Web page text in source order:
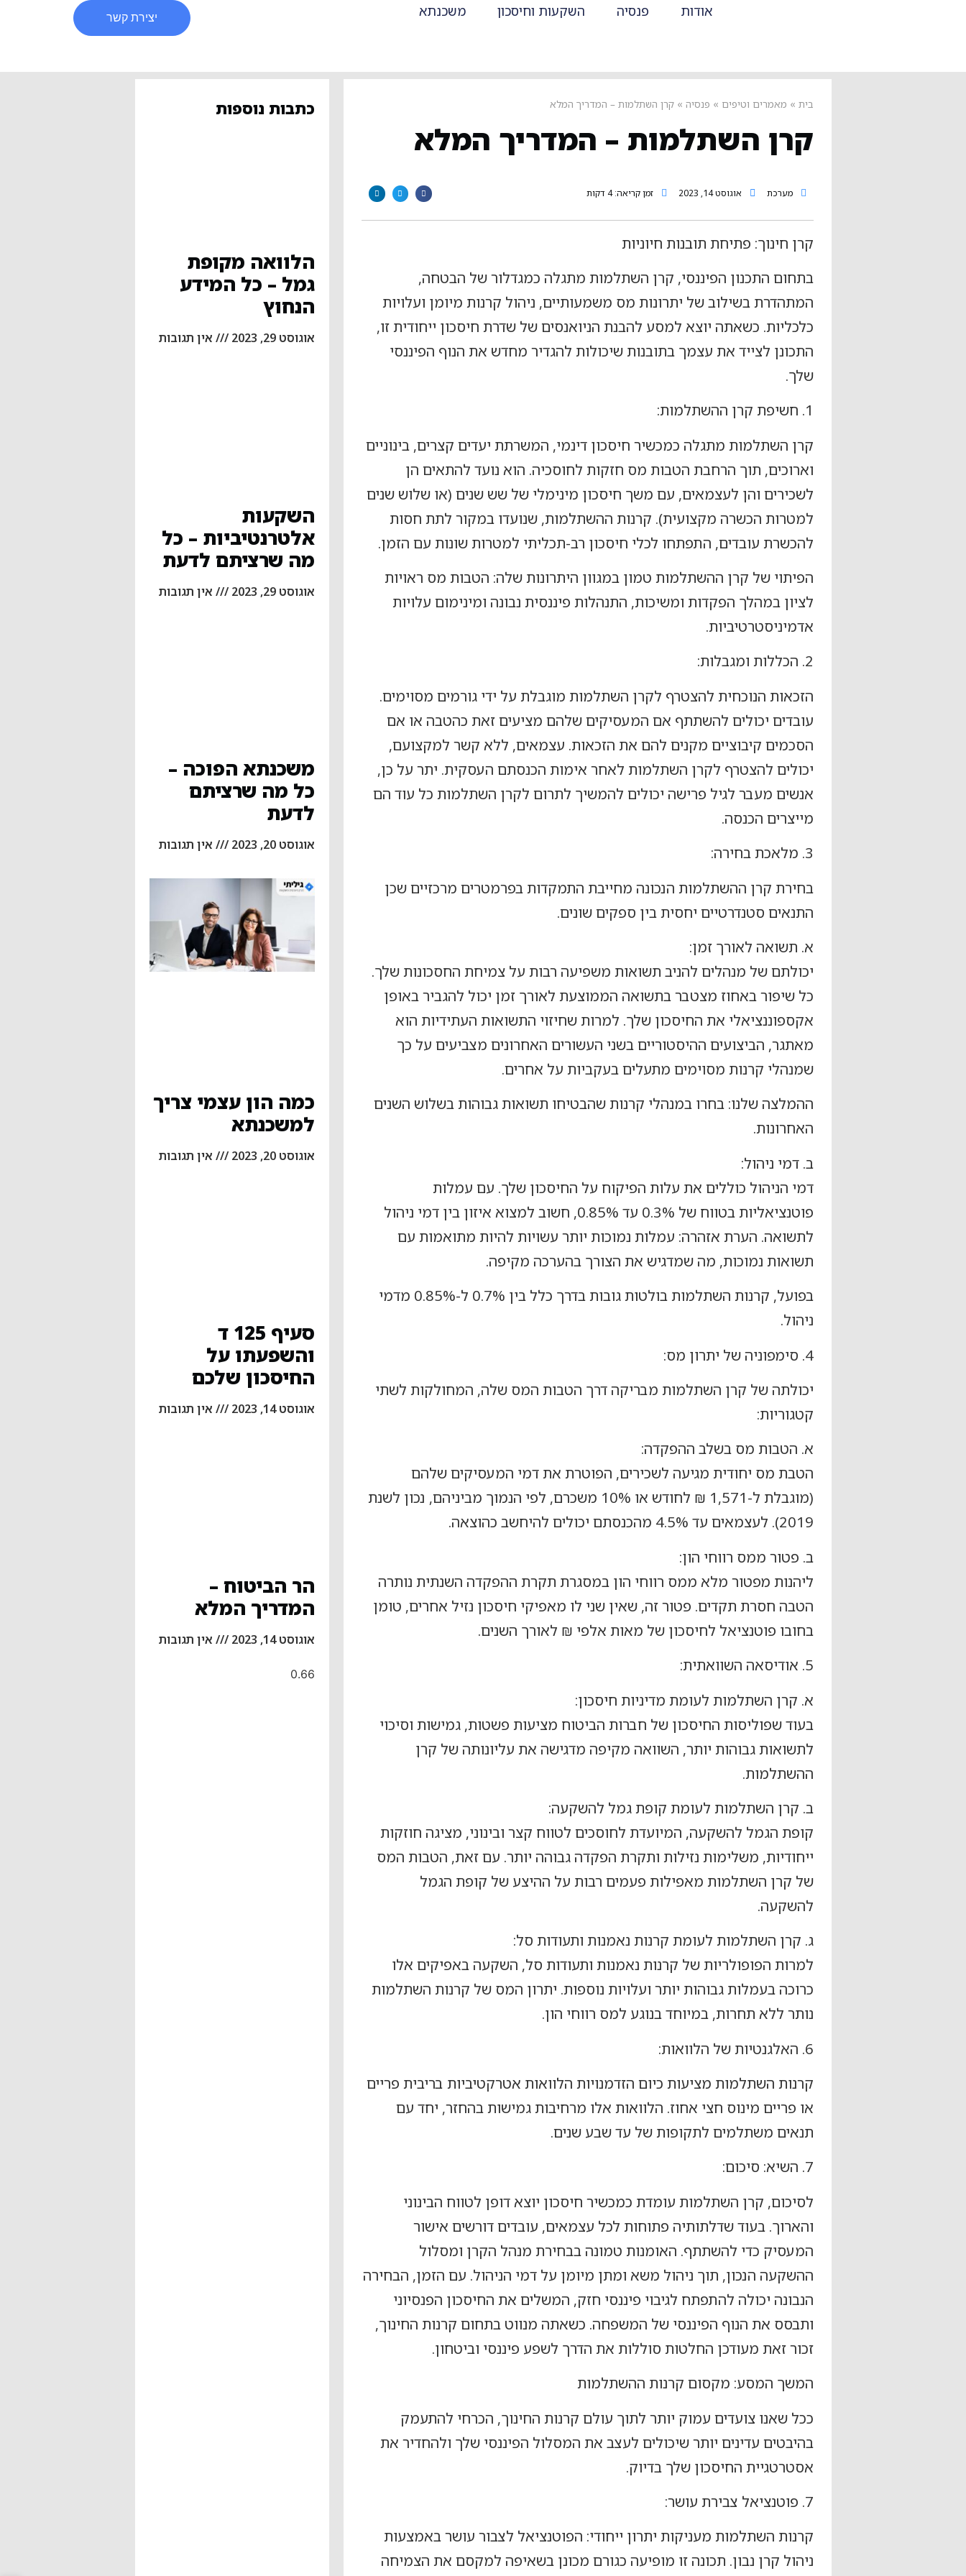
אודות פנסיה השקעות וחיסכון משכנתא יצירת קשר
בית » מאמרים וטיפים » פנסיה »קרן השתלמות – המדריך המלא
קרן השתלמות – המדריך המלא
מערכת אוגוסט 14, 2023 זמן קריאה: 4 דקות
קרן חינוך: פתיחת תובנות חיוניות
בתחום התכנון הפיננסי, קרן השתלמות מתגלה כמגדלור של הבטחה,
המתהדרת בשילוב של יתרונות מס משמעותיים, ניהול קרנות מיומן ועלויות
כלכליות. כשאתה יוצא למסע להבנת הניואנסים של שדרת חיסכון ייחודית זו,
התכונן לצייד את עצמך בתובנות שיכולות להגדיר מחדש את הנוף הפיננסי
שלך.
1. חשיפת קרן ההשתלמות:
קרן השתלמות מתגלה כמכשיר חיסכון דינמי, המשרתת יעדים קצרים, בינוניים
וארוכים, תוך הרחבת הטבות מס חזקות לחוסכיה. הוא נועד להתאים הן
לשכירים והן לעצמאים, עם משך חיסכון מינימלי של שש שנים (או שלוש שנים
למטרות הכשרה מקצועית). קרנות ההשתלמות, שנועדו במקור לתת חסות
להכשרת עובדים, התפתחו לכלי חיסכון רב-תכליתי למטרות שונות עם הזמן.
הפיתוי של קרן ההשתלמות טמון במגוון היתרונות שלה: הטבות מס ראויות
לציון במהלך הפקדות ומשיכות, התנהלות פיננסית נבונה ומינימום עלויות
אדמיניסטרטיביות.
2. הכללות ומגבלות:
הזכאות הנוכחית להצטרף לקרן השתלמות מוגבלת על ידי גורמים מסוימים.
עובדים יכולים להשתתף אם המעסיקים שלהם מציעים זאת כהטבה או אם
הסכמים קיבוציים מקנים להם את הזכאות. עצמאים, ללא קשר למקצועם,
יכולים להצטרף לקרן השתלמות לאחר אימות הכנסתם העסקית. יתר על כן,
אנשים מעבר לגיל פרישה יכולים להמשיך לתרום לקרן השתלמות כל עוד הם
מייצרים הכנסה.
3. מלאכת בחירה:
בחירת קרן ההשתלמות הנכונה מחייבת התמקדות בפרמטרים מרכזיים שכן
התנאים סטנדרטיים יחסית בין ספקים שונים.
א. תשואה לאורך זמן:
יכולתם של מנהלים להניב תשואות משפיעה רבות על צמיחת החסכונות שלך.
כל שיפור באחוז מצטבר בתשואה הממוצעת לאורך זמן יכול להגביר באופן
אקספוננציאלי את החיסכון שלך. למרות שחיזוי התשואות העתידיות הוא
מאתגר, הביצועים ההיסטוריים בשני העשורים האחרונים מצביעים על כך
שמנהלי קרנות מסוימים מתעלים בעקביות על אחרים.
ההמלצה שלנו: בחרו במנהלי קרנות שהבטיחו תשואות גבוהות בשלוש השנים
האחרונות.
ב. דמי ניהול:
דמי הניהול כוללים את עלות הפיקוח על החיסכון שלך. עם עמלות
פוטנציאליות בטווח של 0.3% עד 0.85%, חשוב למצוא איזון בין דמי ניהול
לתשואה. הערת אזהרה: עמלות נמוכות יותר עשויות להיות מתואמות עם
תשואות נמוכות, מה שמדגיש את הצורך בהערכה מקיפה.
בפועל, קרנות השתלמות בולטות גובות בדרך כלל בין 0.7% ל-0.85% מדמי
ניהול.
4. סימפוניה של יתרון מס:
יכולתה של קרן השתלמות מבריקה דרך הטבות המס שלה, המחולקות לשתי
קטגוריות:
א. הטבות מס בשלב ההפקדה:
הטבת מס יחודית מגיעה לשכירים, הפוטרת את דמי המעסיקים שלהם
(מוגבלת ל-1,571 ₪ לחודש או 10% משכרם, לפי הנמוך מביניהם, נכון לשנת
2019). לעצמאים עד 4.5% מהכנסתם יכולים להיחשב כהוצאה.
ב. פטור ממס רווחי הון:
ליהנות מפטור מלא ממס רווחי הון במסגרת תקרת ההפקדה השנתית נותרה
הטבה חסרת תקדים. פטור זה, שאין שני לו מאפיקי חיסכון נזיל אחרים, טומן
בחובו פוטנציאל לחיסכון של מאות אלפי ₪ לאורך השנים.
5. אודיסאה השוואתית:
א. קרן השתלמות לעומת מדיניות חיסכון:
בעוד שפוליסות החיסכון של חברות הביטוח מציעות פשטות, גמישות וסיכוי
לתשואות גבוהות יותר, השוואה מקיפה מדגישה את עליונותה של קרן
ההשתלמות.
ב. קרן השתלמות לעומת קופת גמל להשקעה:
קופת הגמל להשקעה, המיועדת לחוסכים לטווח קצר ובינוני, מציגה חוזקות
ייחודיות, משלימות נזילות ותקרת הפקדה גבוהה יותר. עם זאת, הטבות המס
של קרן השתלמות מאפילות פעמים רבות על ההיצע של קופת הגמל
להשקעה.
ג. קרן השתלמות לעומת קרנות נאמנות ותעודות סל:
למרות הפופולריות של קרנות נאמנות ותעודות סל, השקעה באפיקים אלו
כרוכה בעמלות גבוהות יותר ועלויות נוספות. יתרון המס של קרנות השתלמות
נותר ללא תחרות, במיוחד בנוגע למס רווחי הון.
6. האלגנטיות של הלוואות:
קרנות השתלמות מציעות כיום הזדמנויות הלוואות אטרקטיביות בריבית פריים
או פריים מינוס חצי אחוז. הלוואות אלו מרחיבות גמישות בהחזר, יחד עם
תנאים משתלמים לתקופות של עד שבע שנים.
7. השיא: סיכום:
לסיכום, קרן השתלמות עומדת כמכשיר חיסכון יוצא דופן לטווח הבינוני
והארוך. בעוד שדלתותיה פתוחות לכל עצמאים, עובדים דורשים אישור
המעסיק כדי להשתתף. האומנות טמונה בבחירת מנהל הקרן ומסלול
ההשקעה הנכון, תוך ניהול משא ומתן מיומן על דמי הניהול. עם הזמן, הבחירה
הנבונה יכולה להתפתח לגיבוי פיננסי חזק, המשלים את החיסכון הפנסיוני
ותבסס את הנוף הפיננסי של המשפחה. כשאתה מנווט בתחום קרנות החינוך,
זכור זאת מעודכן החלטות סוללות את הדרך לשפע פיננסי וביטחון.
המשך המסע: מקסום קרנות ההשתלמות
ככל שאנו צועדים עמוק יותר לתוך עולם קרנות החינוך, הכרחי להתעמק
בהיבטים עדינים יותר שיכולים לעצב את המסלול הפיננסי שלך ולהחדיר את
אסטרטגיית החיסכון שלך בדיוק.
7. פוטנציאל צבירת עושר:
קרנות השתלמות מעניקות יתרון ייחודי: הפוטנציאל לצבור עושר באמצעות
ניהול קרן נבון. תכונה זו מופיעה כגורם מכונן בשאיפה למקסם את הצמיחה
כתבות נוספות
הלוואה מקופת
גמל – כל המידע
הנחוץ
אוגוסט 29, 2023 אין תגובות
השקעות
אלטרנטיביות – כל
מה שרציתם לדעת
אוגוסט 29, 2023 אין תגובות
משכנתא הפוכה –
כל מה שרציתם
לדעת
אוגוסט 20, 2023 אין תגובות
כמה הון עצמי צריך
למשכנתא
אוגוסט 20, 2023 אין תגובות
סעיף 125 ד
והשפעתו על
החיסכון שלכם
אוגוסט 14, 2023 אין תגובות
הר הביטוח –
המדריך המלא
אוגוסט 14, 2023 אין תגובות